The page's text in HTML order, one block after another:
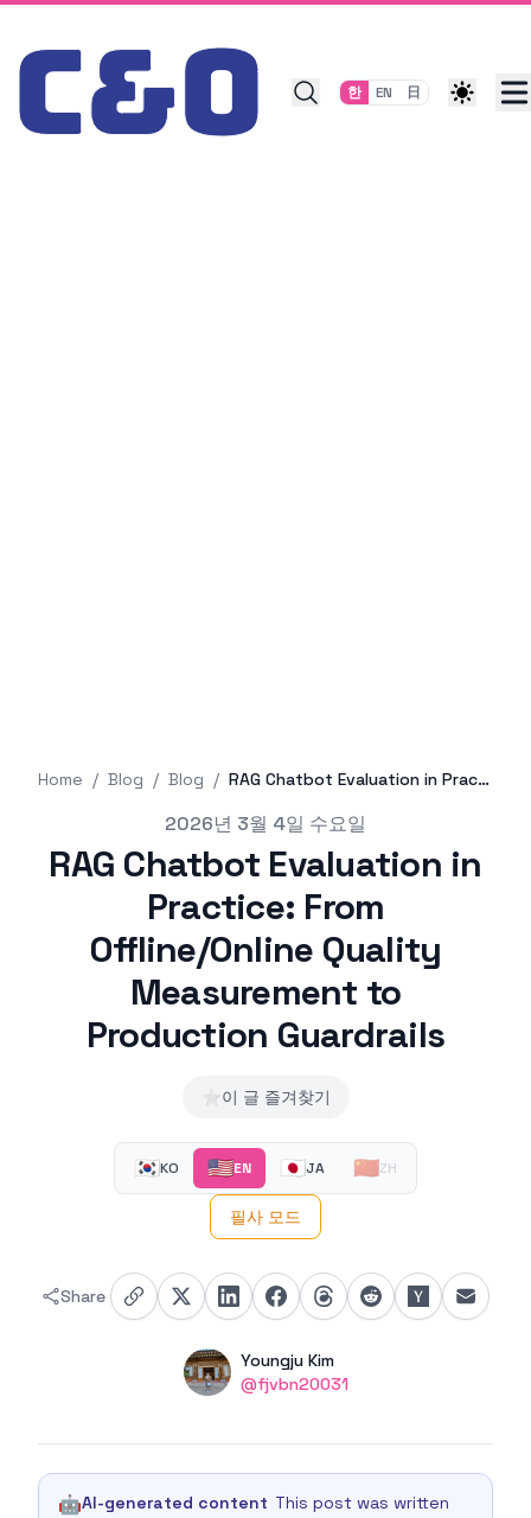
Skip to content
한 EN 日
Home / Blog / Blog / RAG Chatbot Evaluation in Practice: From Offline/Online Quality Measurement to Production Guardrails
2026년 3월 4일 수요일
RAG Chatbot Evaluation in
Practice: From
Offline/Online Quality
Measurement to
Production Guardrails
⭐이 글 즐겨찾기
🇰🇷KO 🇺🇸EN 🇯🇵JA 🇨🇳ZH
필사 모드
Share
Name
Youngju Kim
Twitter
@fjvbn20031
🤖AI-generated content This post was written